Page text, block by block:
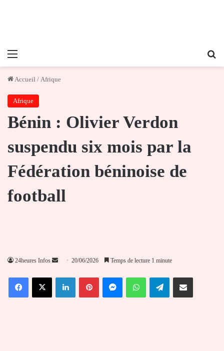
Menu
Accueil / Afrique
Afrique
Bénin : Olivier Verdon
suspendu six mois par la
Fédération béninoise de
football
24heures Infos
Envoyer
courriel
20/06/2026 Temps de lecture 1 minute
FacebookX LinkedinPinterestMessengerWhatsAppTelegramPartager par email